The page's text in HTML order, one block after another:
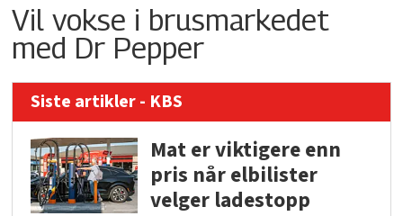
Vil vokse i brusmarkedet
med Dr Pepper
Siste artikler - KBS
Mat er viktigere enn
pris når elbilister
velger ladestopp